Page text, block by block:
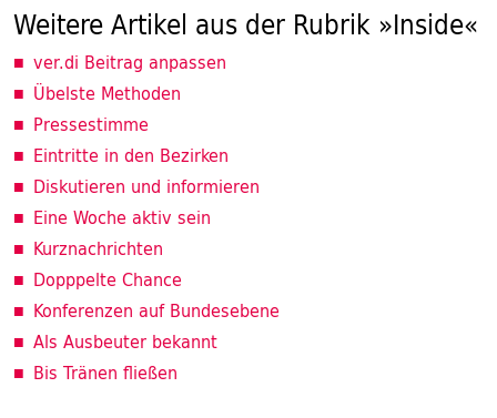
Weitere Artikel aus der Rubrik »Inside«
ver.di Beitrag anpassen
Übelste Methoden
Pressestimme
Eintritte in den Bezirken
Diskutieren und informieren
Eine Woche aktiv sein
Kurznachrichten
Dopppelte Chance
Konferenzen auf Bundesebene
Als Ausbeuter bekannt
Bis Tränen fließen